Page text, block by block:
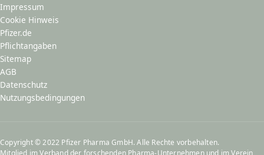
Impressum
Cookie Hinweis
Pfizer.de
Pflichtangaben
Sitemap
AGB
Datenschutz
Nutzungsbedingungen
Copyright © 2022 Pfizer Pharma GmbH. Alle Rechte vorbehalten.
Mitglied imVerband der forschenden Pharma-Unternehmenund imVerein